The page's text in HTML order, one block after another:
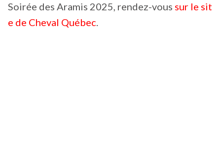
Soirée des Aramis 2025, rendez-vous sur le sit
e de Cheval Québec.